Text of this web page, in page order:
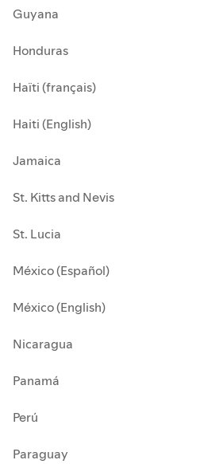
Guyana
Honduras
Haïti (français)
Haiti (English)
Jamaica
St. Kitts and Nevis
St. Lucia
México (Español)
México (English)
Nicaragua
Panamá
Perú
Paraguay